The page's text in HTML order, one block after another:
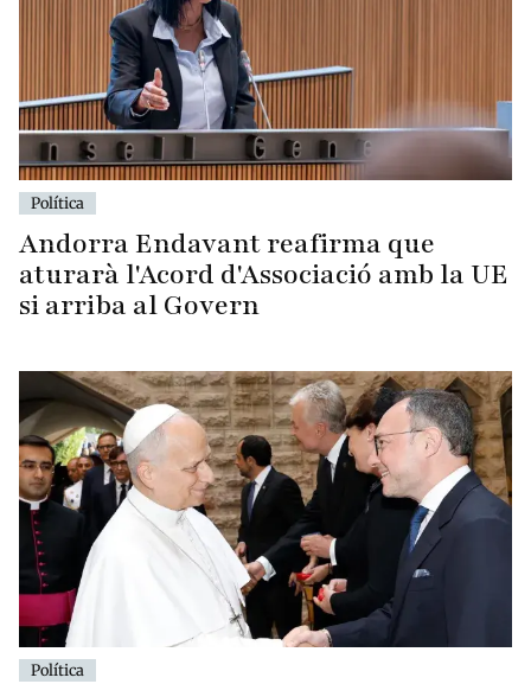
Política
Andorra Endavant reafirma que
aturarà l'Acord d'Associació amb la UE
si arriba al Govern
Política